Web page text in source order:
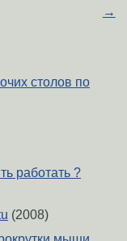
→
столов по
работать ?
(2008)